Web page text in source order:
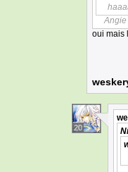
Angie
oui mais
20